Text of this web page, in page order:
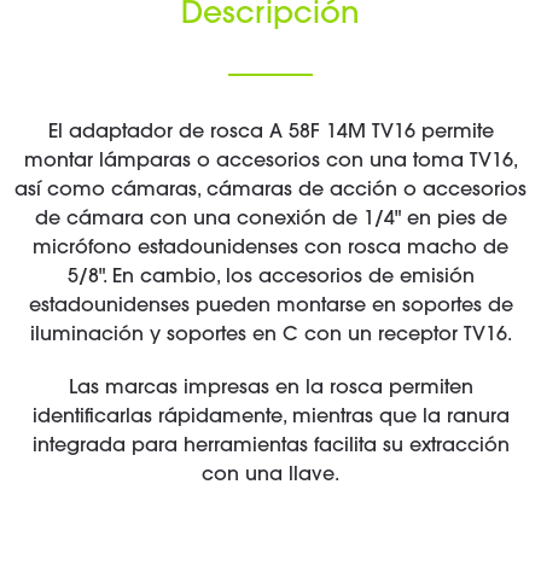
Descripción
El adaptador de rosca A 58F 14M TV16 permite
montar lámparas o accesorios con una toma TV16,
así como cámaras, cámaras de acción o accesorios
de cámara con una conexión de 1/4" en pies de
micrófono estadounidenses con rosca macho de
5/8". En cambio, los accesorios de emisión
estadounidenses pueden montarse en soportes de
iluminación y soportes en C con un receptor TV16.
Las marcas impresas en la rosca permiten
identificarlas rápidamente, mientras que la ranura
integrada para herramientas facilita su extracción
con una llave.